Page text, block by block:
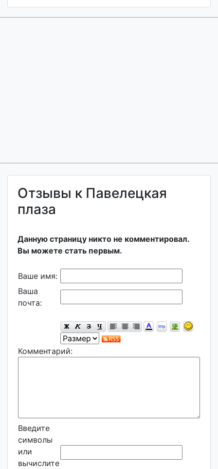
Отзывы к Павелецкая
плаза
Данную страницу никто не комментировал.
Вы можете стать первым.
Ваше имя:
Ваша
почта:
Комментарий:
Введите
символы
или
вычислите